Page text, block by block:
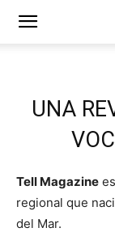
UNA
Tell Magazine
regional que
del Mar.